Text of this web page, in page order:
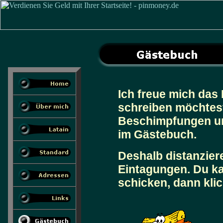
Ich freue mich das
schreiben
Beschimpfungen
im Gästebuch.
Deshalb
Eintagungen. Du
schicken, dann